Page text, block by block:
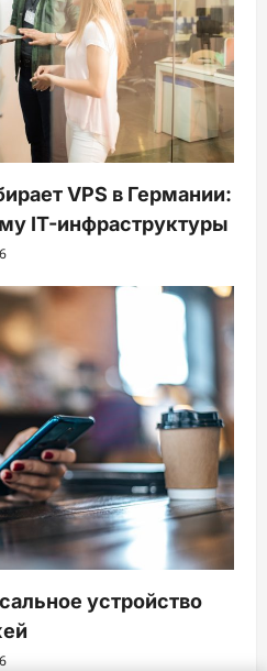
VPS в Германии:
IT-инфраструктуры
устройство